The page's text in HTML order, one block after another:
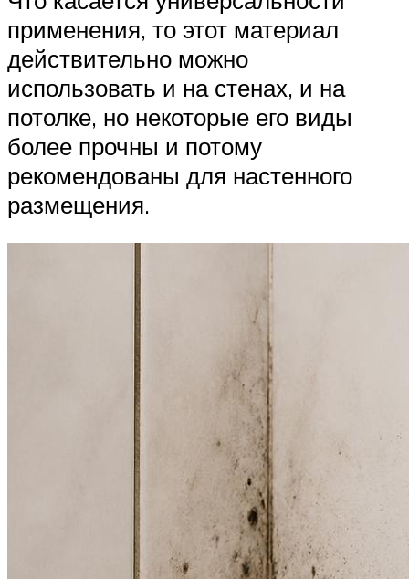
применения, то этот материал
действительно можно
использовать и на стенах, и на
потолке, но некоторые его виды
более прочны и потому
рекомендованы для настенного
размещения.